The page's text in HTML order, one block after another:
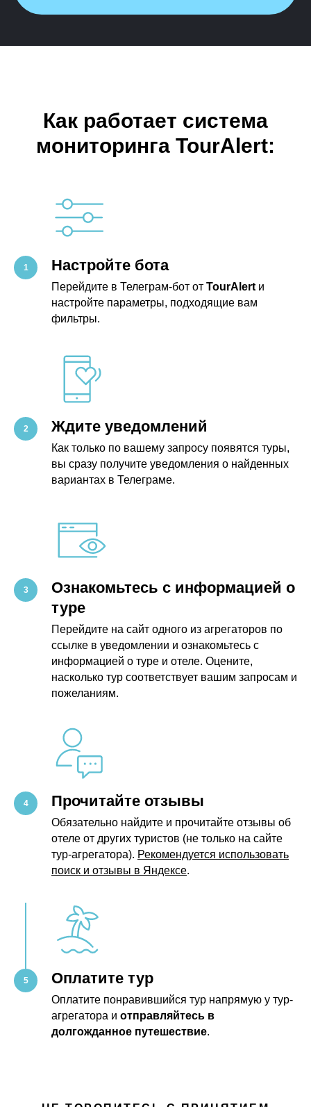
Как работает система
мониторинга TourAlert:
Настройте бота
Перейдите в Телеграм-бот от TourAlert и
настройте параметры, подходящие вам
фильтры.
Ждите уведомлений
Как только по вашему запросу появятся туры,
вы сразу получите уведомления о найденных
вариантах в Телеграме.
Ознакомьтесь с информацией о
туре
Перейдите на сайт одного из агрегаторов по
ссылке в уведомлении и ознакомьтесь с
информацией о туре и отеле. Оцените,
насколько тур соответствует вашим запросам и
пожеланиям.
Прочитайте отзывы
Обязательно найдите и прочитайте отзывы об
отеле от других туристов (не только на сайте
тур-агрегатора). Рекомендуется использовать
поиск и отзывы в Яндексе.
Оплатите тур
Оплатите понравившийся тур напрямую у тур-
агрегатора и отправляйтесь в
долгожданное путешествие.